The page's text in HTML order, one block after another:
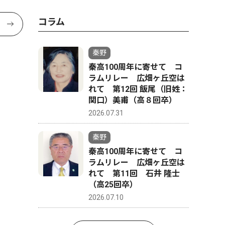
コラム
秦野
秦高100周年に寄せて コ
ラムリレー 広畑ヶ丘空は
れて 第12回 飯尾（旧姓：
関口）美甫（高８回卒）
2026.07.31
秦野
秦高100周年に寄せて コ
ラムリレー 広畑ヶ丘空は
れて 第11回 石井 隆士
（高25回卒）
2026.07.10